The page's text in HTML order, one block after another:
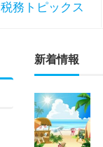
税務トピックス
新着情報